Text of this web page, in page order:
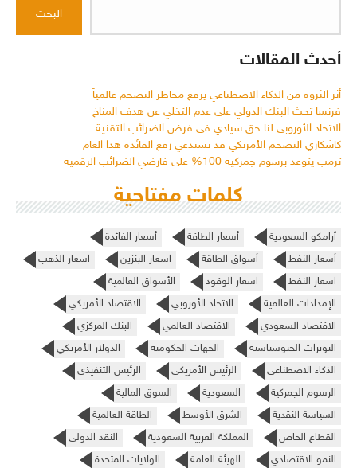
البحث
أحدث المقالات
أثر الثروة من الذكاء الاصطناعي يرفع مخاطر التضخم عالمياً
فرنسا تحث البنك الدولي على عدم التخلي عن هدف المناخ
الاتحاد الأوروبي لنا حق سيادي في فرض الضرائب التقنية
كاشكاري التضخم الأمريكي قد يستدعي رفع الفائدة هذا العام
ترمب يتوعد برسوم جمركية 100% على فارضي الضرائب الرقمية
كلمات مفتاحية
أرامكو السعودية أسعار الطاقة
أسعار الفائدة
أسعار النفط
أسواق الطاقة اسعار البنزين
اسعار الذهب
اسعار النفط
اسعار الوقود
الأسواق العالمية
الإمدادات العالمية
الاتحاد الأوروبي
الاقتصاد الأمريكي
الاقتصاد السعودي
الاقتصاد العالمي
البنك المركزي
التوترات الجيوسياسية
الجهات الحكومية
الدولار الأمريكي
الذكاء الاصطناعي
الرئيس الأمريكي
الرئيس التنفيذي
الرسوم الجمركية
السعودية
السوق المالية
السياسة النقدية
الشرق الأوسط
الطاقة العالمية
القطاع الخاص
المملكة العربية السعودية
النقد الدولي
النمو الاقتصادي
الهيئة العامة الولايات المتحدة